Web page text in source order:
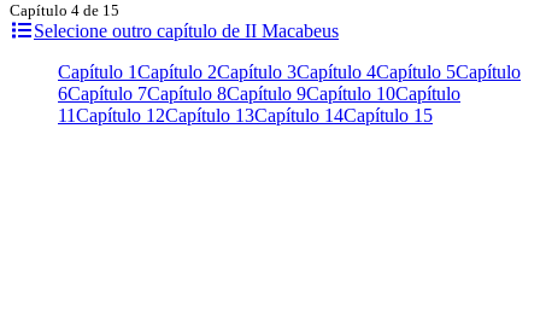
Capítulo 4 de 15
Selecione outro capítulo de II Macabeus
Capítulo 1Capítulo 2Capítulo 3Capítulo 4Capítulo 5Capítulo
6Capítulo 7Capítulo 8Capítulo 9Capítulo 10Capítulo
11Capítulo 12Capítulo 13Capítulo 14Capítulo 15